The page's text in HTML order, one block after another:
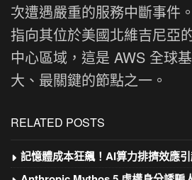
次遭遇嚴重的服務中斷事件
指向其位於美國北維吉尼亞
中心區域，這是 AWS 全球
大、最關鍵的節點之一。
RELATED POSTS
記憶體成本狂飆！AI算力排擠效應